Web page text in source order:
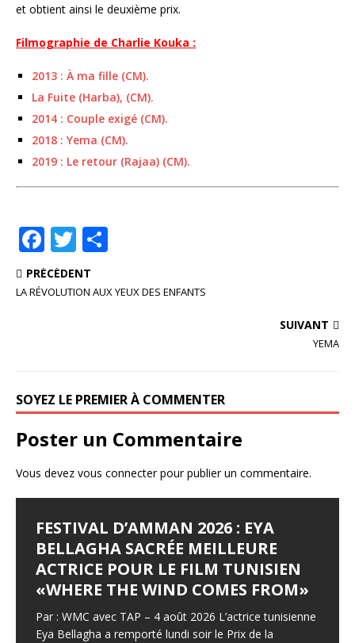
et obtient ainsi le deuxième prix.
Filmographie de Charlie Kouka :
2013 : À ma fille (CM).
La Fuite (Harba), (CM).
2014 : Couple exigé (CM).
2018 : Yema (CM).
2019 : Le retour (Rajaa) (CM).
F
a
c
o
k
T
w
it ta
PRÉCÉDENT
LA RÉVOLUTION AUX YEUX DES ENFANTS
SUIVANT
YEMA
SOYEZ LE PREMIER À COMMENTER
Poster un Commentaire
Vous devez vous connecterpour publier un commentaire.
FESTIVAL D’AMMAN 2026 : EYA
BELLAGHA SACRÉE MEILLEURE
ACTRICE POUR LE FILM TUNISIEN
«WHERE THE WIND COMES FROM»
Par : WMC avec TAP – 4 août 2026 L’actrice tunisienne
Eya Bellagha a remporté lundi soir le Prix de la